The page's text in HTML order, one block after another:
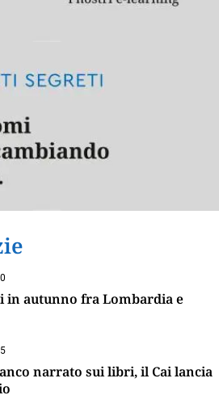
in autunno fra Lombardia e
narrato sui libri, il Cai lancia